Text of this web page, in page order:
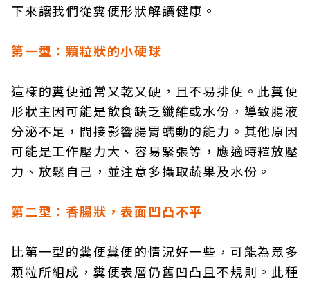
下來讓我們從糞便形狀解讀健康。
第一型：顆粒狀的小硬球
這樣的糞便通常又乾又硬，且不易排便。此糞便
形狀主因可能是飲食缺乏纖維或水份，導致腸液
分泌不足，間接影響腸胃蠕動的能力。其他原因
可能是工作壓力大、容易緊張等，應適時釋放壓
力、放鬆自己，並注意多攝取蔬果及水份。
第二型：香腸狀，表面凹凸不平
比第一型的糞便糞便的情況好一些，可能為眾多
顆粒所組成，糞便表層仍舊凹凸且不規則。此種